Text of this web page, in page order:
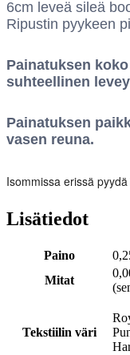
6cm leveä sileä
Ripustin pyykeen
Painatuksen
suhteellinen
Painatuksen
vasen reuna.
Isommissa erissä
Lisätiedot
Paino
Mitat
Tekstiilin väri